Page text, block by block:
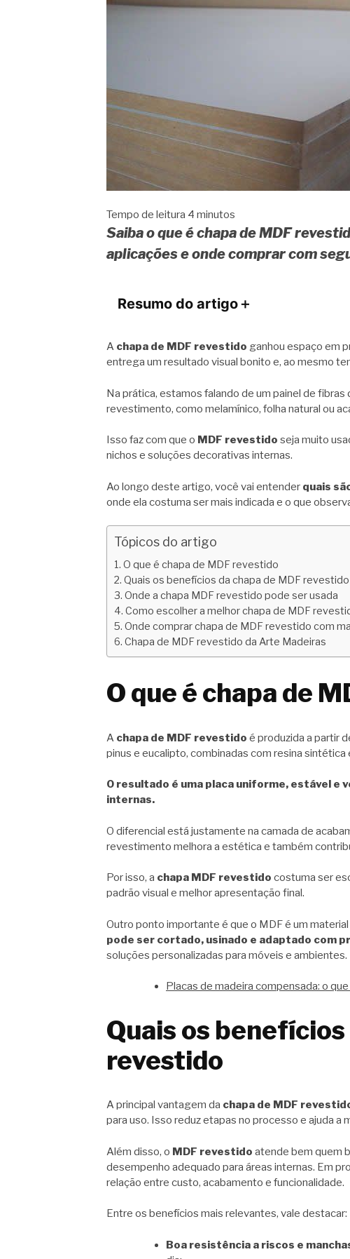
Tempo de leitura 4 minutos
Saiba o que é chapa de MDF
aplicações e onde comprar com
Resumo do artigo＋
A chapa de MDF revestido ganhou espaço em
entrega um resultado visual bonito e, ao mesmo
Na prática, estamos falando de um painel de
revestimento, como melamínico, folha natural ou
Isso faz com que o MDF revestido seja muito
nichos e soluções decorativas internas.
Ao longo deste artigo, você vai entender quais
onde ela costuma ser mais indicada e o que
Tópicos do artigo
O que é chapa de MDF revestido
Quais os benefícios da chapa de MDF revestido
Onde a chapa MDF revestido pode ser usada
Como escolher a melhor chapa de MDF
Onde comprar chapa de MDF revestido com
Chapa de MDF revestido da Arte Madeiras
O que é chapa de
A chapa de MDF revestido é produzida a partir
pinus e eucalipto, combinadas com resina sintética
O resultado é uma placa uniforme, estável
internas.
O diferencial está justamente na camada de
revestimento melhora a estética e também
Por isso, a chapa MDF revestido costuma ser
padrão visual e melhor apresentação final.
Outro ponto importante é que o MDF é um
pode ser cortado, usinado e adaptado com
soluções personalizadas para móveis e ambientes.
Placas de madeira compensada: o
Quais os
revestido
A principal vantagem da chapa de MDF
para uso. Isso reduz etapas no processo e ajuda
Além disso, o MDF revestido atende bem quem
desempenho adequado para áreas internas. Em
relação entre custo, acabamento e funcionalidade.
Entre os benefícios mais relevantes, vale destacar:
Boa resistência a riscos e